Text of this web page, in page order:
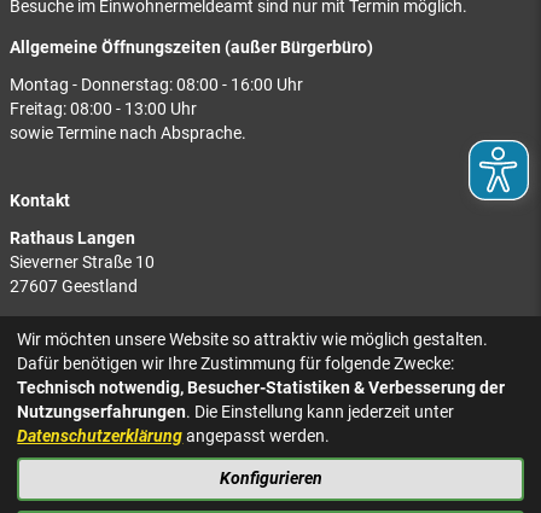
Besuche im Einwohnermeldeamt sind nur mit Termin möglich.
Allgemeine Öffnungszeiten (außer Bürgerbüro)
Montag - Donnerstag: 08:00 - 16:00 Uhr
Freitag: 08:00 - 13:00 Uhr
sowie Termine nach Absprache.
Kontakt
Rathaus Langen
Sieverner Straße 10
27607 Geestland
Rathaus Bad Bederkesa
Am Markt 8
27624 Geestland
Tel.: 04743 937-2300
KONTAKT
NACH OBEN
Wir möchten unsere Website so attraktiv wie möglich gestalten.
Dafür benötigen wir Ihre Zustimmung für folgende Zwecke:
Technisch notwendig, Besucher-Statistiken & Verbesserung der
Nutzungserfahrungen. Die Einstellung kann jederzeit unter
Datenschutzerklärungangepasst werden.
Konfigurieren